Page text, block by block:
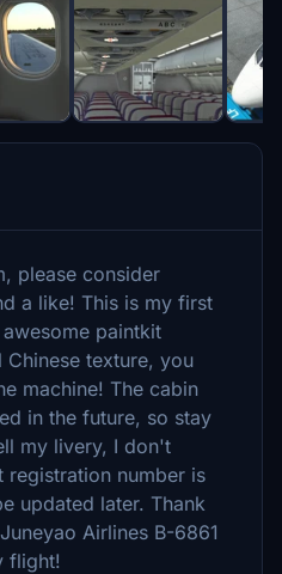
please consider
a like! This is my first
paintkit
Chinese texture, you
machine! The cabin
in the future, so stay
my livery, I don't
number is
updated later. Thank
Airlines B-6861
flight!